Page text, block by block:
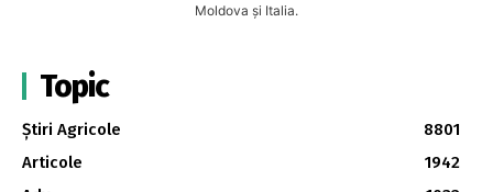
Moldova și Italia.
Topic
Știri Agricole
8801
Articole
1942